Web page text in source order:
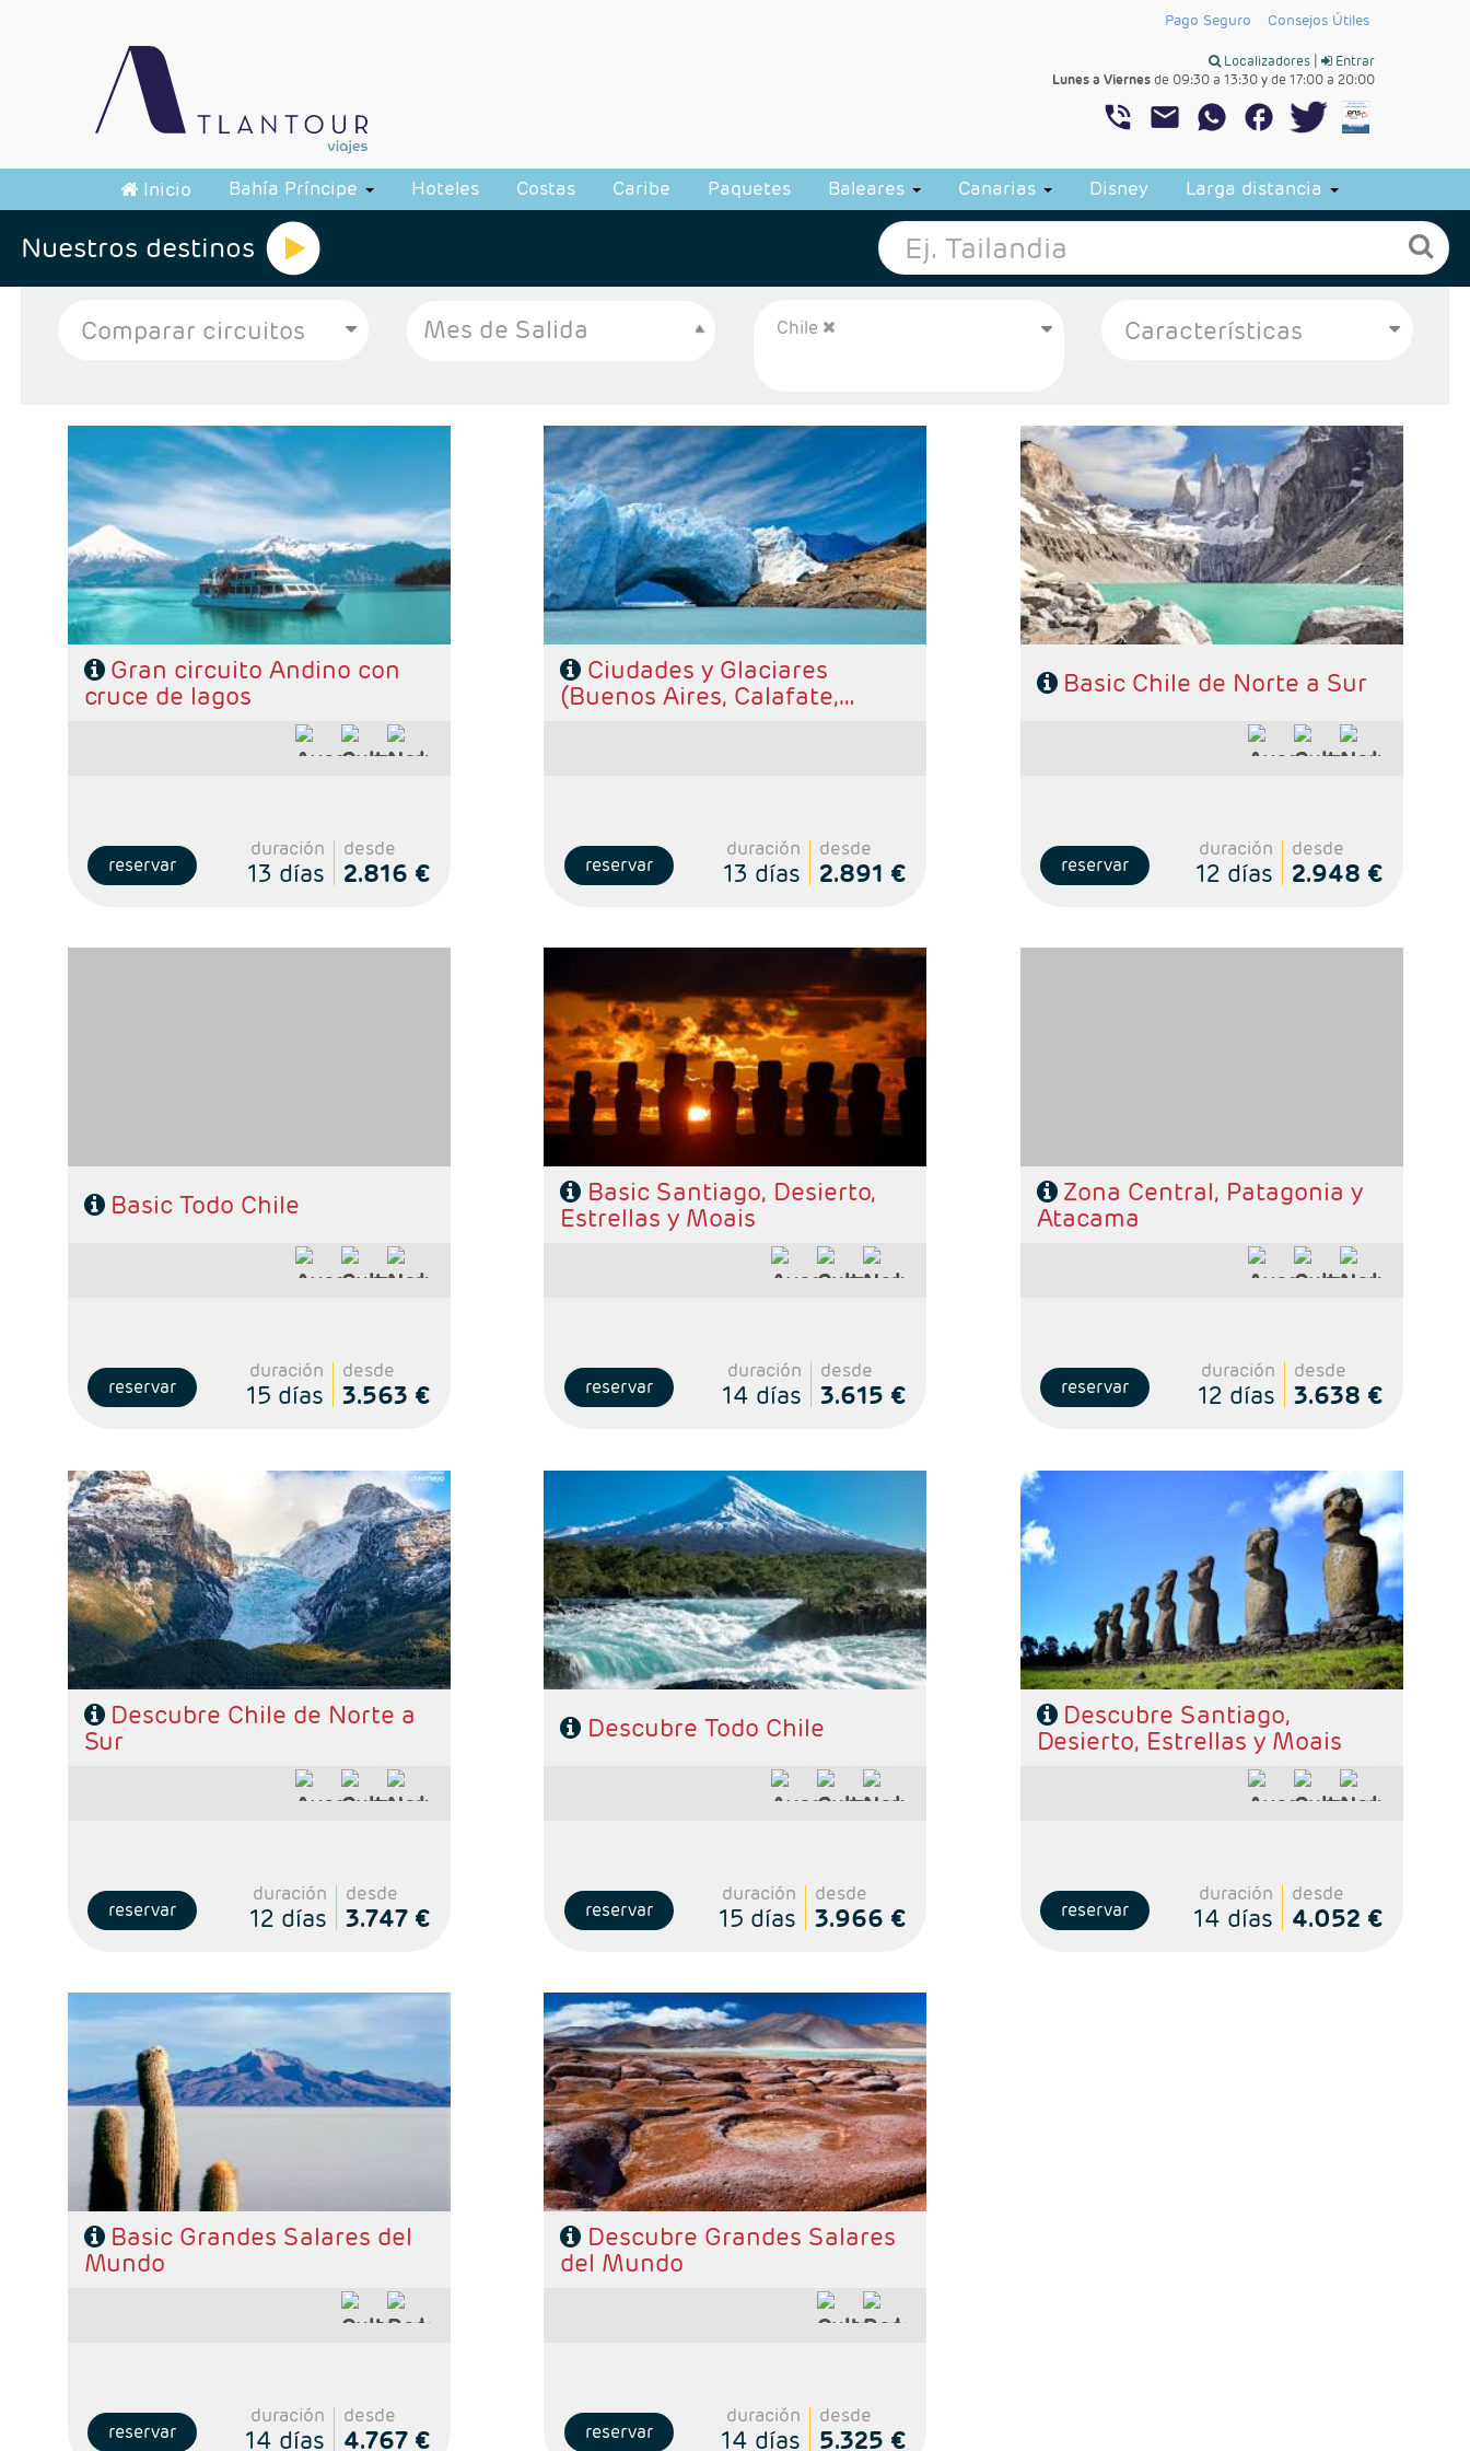
Pago Seguro Consejos Útiles
Localizadores|
Entrar
Lunes a Viernesde 09:30 a 13:30 y de 17:00 a 20:00
Inicio Bahía Príncipe Hoteles Costas Caribe Paquetes Baleares Canarias Disney Larga distancia
Nuestros destinos
Mes de Salida Chile
- Salidas: Diarias
- Ruta:Alojamiento de 3 noches Santiago,
1noche Puerto Varas, 3 noches Bariloche y 3
noches Buenos Aires
- Categoría hotelera: De libre elección
- Régimen: Según programa
Gran circuito Andino con
cruce de lagos
reservar
duración
13 días
desde
2.816 €
- Salidas: Diarias, excepto Mayo-Septiembre -
según calendaio
- Ruta: 2 noches Buenos Aires, 3 noches El
Calafate, 3 noches Puerto Natales y 2 noches
Santiago
- Categoría hotelera: A elección del cliente
- Régimen: Alojamiento y desayuno.
Ciudades y Glaciares
(Buenos Aires, Calafate,
reservar
duración
13 días
desde
2.891 €
- Salidas: Diarias
- Ruta: 3 noches Santigo, 3 noches San Pedro
de Atacama y 3 noches Puerto Natales
- Categoría hotelera: De libre elección
- Régimen: Según programa
Basic Chile de Norte a Sur
reservar
duración
12 días
desde
2.948 €
Basic Todo Chile
reservar
duración
15 días
desde
3.563 €
- Ruta: 5 noches Santigo, 3 noches San Pedro
de Atacama y 3 noches Isla de Pascua
- Categoría hotelera: De libre elección
- Régimen: Según programa
Basic Santiago, Desierto,
Estrellas y Moais
reservar
duración
14 días
desde
3.615 €
Zona Central, Patagonia y
Atacama
reservar
duración
12 días
desde
3.638 €
- Salidas: Diarias
- Ruta: 3 noches Santigo, 3 noches San Pedro
de Atacama y 3 noches Puerto Natales
- Categoría hotelera: De libre elección
- Régimen: Según programa
Descubre Chile de Norte a
Sur
reservar
duración
12 días
desde
3.747 €
- Salidas: Diarias
- Ruta: 3 noches Santigo, 3 noches San Pedro
de Atacama, 3 noches en Puerto Varas y 3
noches Puerto Natales
- Categoría hotelera: De libre elección
- Régimen: Según programa
Descubre Todo Chile
reservar
duración
15 días
desde
3.966 €
- Ruta: 5 noches Santigo, 3 noches San Pedro
de Atacama y 3 noches Isla de Pascua
- Categoría hotelera: De libre elección
- Régimen: Según programa
Descubre Santiago,
Desierto, Estrellas y Moais
reservar
duración
14 días
desde
4.052 €
- Salidas: Diarias
- Ruta: 1 noche en La Paz, 1 noche en Uyuni, 1
noche en Colhani, 1 noche en Desierto, 4
noches en Atacama y 3 noches en Santiago
- Categoría hotelera: Standard y Superior
- Régimen: Según programa
Basic Grandes Salares del
Mundo
reservar
duración
14 días
desde
4.767 €
- Salidas: Diarias
- Ruta: 1 noche en La Paz, 1 noche en Uyuni, 1
noche en Colhani, 1 noche en Desierto, 4
noches en Atacama y 3 noches en Santiago
- Categoría hotelera: Standard y Superior
- Régimen: Según programa
Descubre Grandes Salares
del Mundo
reservar
duración
14 días
desde
5.325 €